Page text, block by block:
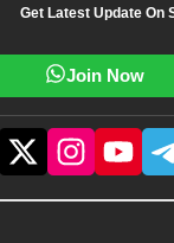
Get Latest Update On
Join Now